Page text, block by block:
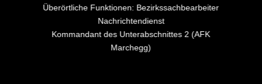
Überörtliche Funktionen: Bezirkssachbearbeiter
Nachrichtendienst
Kommandant des Unterabschnittes 2 (AFK
Marchegg)